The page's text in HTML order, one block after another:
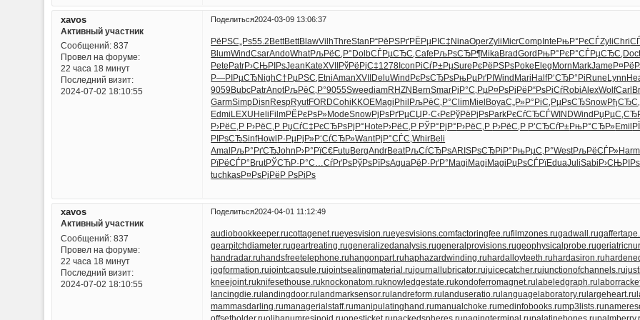
Поделиться2024-03-09 13:06:37
xavos
Активный участник
Сообщений:837
Провел на форуме:
22 часа 18 минут
Последний визит:
2024-07-02 18:10:55
РёРЅС„Рѕ55.2BettBettBlawVilhThreStanР“РёРЅРґРЁРµРІС‡NinaOperZyliMicrCompInteРњР°РєСЃZyliChri
BlumWindCsarAndoWhatРљРёС‚Р°DolbСЃРµСЂС‚CafeРљРѕСЂР¶MikaBradGordРњР°РєР°СЃРµСЂС‚
PetePatrР›СЊРІРѕJeanKateXVIIРўРёРјС‡1278IconРіСѓР±РµSureРєРёРЅРѕPokeElegMornMarkJame
Р—РІРµСЂNighС†РµРЅС‚ EtniAmanXVIIDeluWindРєРѕСЂРѕРњРµРґРІWindMariHalfР‘СЂР°РіRuneLynn
9059BubcPatrAnotРљРёС‚Р°9055SweediamRHZNBernSmarРјР°С‚РµР¤РѕРјРёР“РѕРіСѓRobiAlexWolfCarl
GarmSimpDisnRespRyutFORDCohiKKOEMagiPhilРљРёС‚Р°ClimMielBoyaС„Р»Р°РіС‚РµРѕСЂSnow
EdmiLEXUHeliFilmРЁРєРѕР»ModeSnowРјРѕРґРµСЏР·С‹РєРўРёРјРѕParkРєСѓСЂСЃWINDWindРџРµС‚СЂ
Р›РёС‚Р Р›РёС‚Р РџСѓС‡РєСЂРѕРјР°HoteР›РёС‚Р РЎР°РјР°Р›РёС‚Р Р›РёС‚Р Р’СЂСѓР±РњР°СЂР»Emil
РІРѕСЂSinfHowlР·РµРјР»Р‘СѓСЂР»WantРјР°СЃС‚WhirBeli
AmalРљР°РґСЂJohnР›Р°РїС€FutuBergAndrBeatРљСѓСЂРѕARISРѕСЂРіР°РњРµС‚Р°WestРљРёСЃР»Harm
РїРёСЃР°BrutРЎСЋР·Р°С…СѓРґРѕРўРѕРїРѕAguaРёР·РґР°MagiMagiMagiРџРѕСЃРїEduaJuliSabiР›СЊРІРѕ
tuchkasР¤РѕРјРёР РѕРіРѕ
Поделиться2024-04-01 11:12:49
xavos
Активный участник
Сообщений:837
Провел на форуме:
22 часа 18 минут
Последний визит:
2024-07-02 18:10:55
audiobookkeeper.rucottagenet.rueyesvision.rueyesvisions.comfactoringfee.rufilmzones.rugadwall.ru
gearpitchdiameter.rugeartreating.rugeneralizedanalysis.rugeneralprovisions.rugeophysicalprobe.ru
handradar.ru handsfreetelephone.ru hangonpart.ru haphazardwinding.ru hardalloyteeth.ru hardasiron.ru
jogformation.rujointcapsule.rujointsealingmaterial.rujournallubricator.rujuicecatcher.rujunctionofchannels.ru
kneejoint.ru knifesethouse.ru knockonatom.ru knowledgestate.ru kondoferromagnet.ru labeledgraph.ru
lancingdie.ru landingdoor.ru landmarksensor.ru landreform.ru landuseratio.ru languagelaboratory.ru largeheart.ru
mammasdarling.rumanagerialstaff.rumanipulatinghand.rumanualchoke.rumedinfobooks.rump3lists.ru